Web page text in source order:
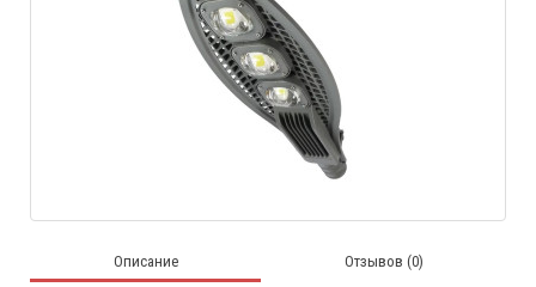
Описание Отзывов (0)